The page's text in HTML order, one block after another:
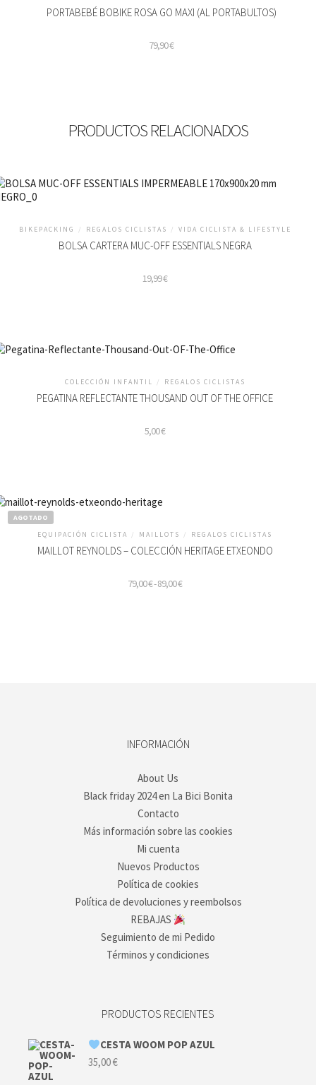
PORTABEBÉ BOBIKE ROSA GO MAXI (AL PORTABULTOS)
79,90€
PRODUCTOS RELACIONADOS
BIKEPACKING / REGALOS CICLISTAS / VIDA CICLISTA & LIFESTYLE
BOLSA CARTERA MUC-OFF ESSENTIALS NEGRA
19,99€
COLECCIÓN INFANTIL / REGALOS CICLISTAS
PEGATINA REFLECTANTE THOUSAND OUT OF THE OFFICE
5,00€
AGOTADO
EQUIPACIÓN CICLISTA
/ MAILLOTS / REGALOS CICLISTAS
MAILLOT REYNOLDS – COLECCIÓN HERITAGE ETXEONDO
79,00€-89,00€Rango
INFORMACIÓN
About Us
Black friday 2024 en La Bici Bonita
Contacto
Más información sobre las cookies
Mi cuenta
Nuevos Productos
Política de cookies
Política de devoluciones y reembolsos
REBAJAS
Seguimiento de mi Pedido
Términos y condiciones
PRODUCTOS RECIENTES
CESTA WOOM POP AZUL
35,00€